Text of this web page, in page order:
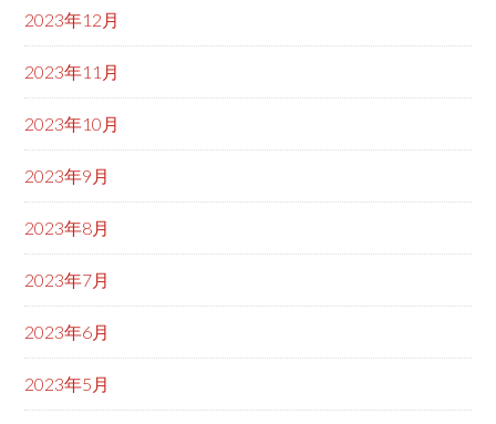
2023年12月
2023年11月
2023年10月
2023年9月
2023年8月
2023年7月
2023年6月
2023年5月